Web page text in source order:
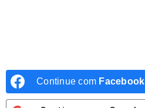
Continue com Facebook